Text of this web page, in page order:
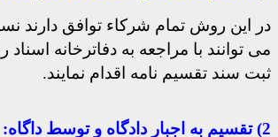
در این روش تمام شرکاء توافق دارند
می توانند با مراجعه به دفاترخانه
ثبت سند تقسیم نامه اقدام نمایند.
2) تقسیم به اجبار دادگاه و توسط داگاه: